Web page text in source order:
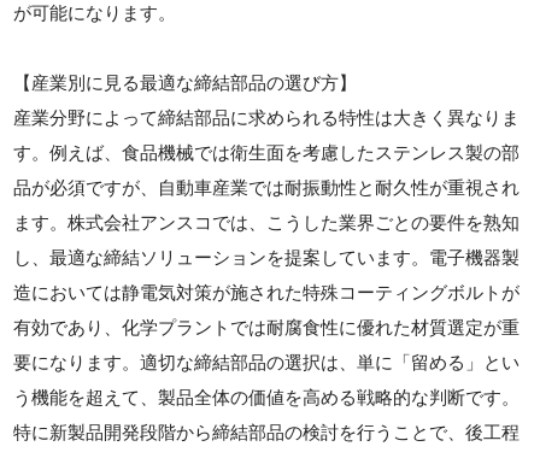
が可能になります。
【産業別に見る最適な締結部品の選び方】
産業分野によって締結部品に求められる特性は大きく異なりま
す。例えば、食品機械では衛生面を考慮したステンレス製の部
品が必須ですが、自動車産業では耐振動性と耐久性が重視され
ます。株式会社アンスコでは、こうした業界ごとの要件を熟知
し、最適な締結ソリューションを提案しています。電子機器製
造においては静電気対策が施された特殊コーティングボルトが
有効であり、化学プラントでは耐腐食性に優れた材質選定が重
要になります。適切な締結部品の選択は、単に「留める」とい
う機能を超えて、製品全体の価値を高める戦略的な判断です。
特に新製品開発段階から締結部品の検討を行うことで、後工程